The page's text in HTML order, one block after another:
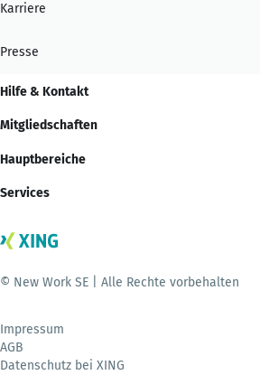
Karriere
Presse
Hilfe & Kontakt
Mitgliedschaften
Hauptbereiche
Services
© New Work SE | Alle Rechte vorbehalten
Impressum
AGB
Datenschutz bei XING